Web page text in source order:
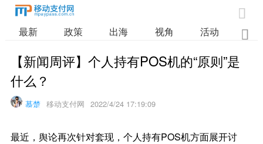

最新 政策 出海 视角 活动 业

【新闻周评】个人持有POS机的“原则”是
什么？
慕楚 移动支付网 2022/4/24 17:19:09
最近，舆论再次针对套现，个人持有POS机方面展开讨